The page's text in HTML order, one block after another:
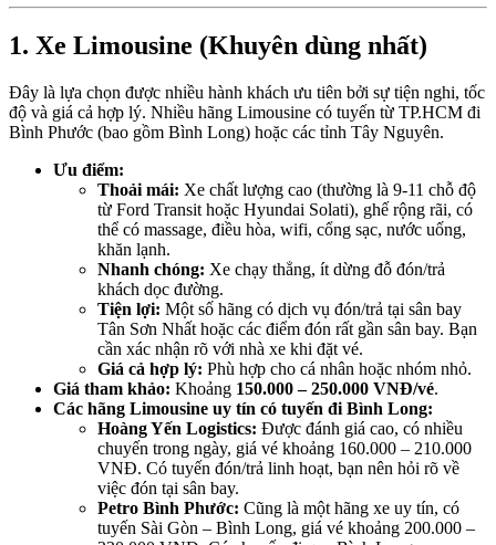
1. Xe Limousine (Khuyên dùng nhất)
Đây là lựa chọn được nhiều hành khách ưu tiên bởi sự tiện nghi, tốc
độ và giá cả hợp lý. Nhiều hãng Limousine có tuyến từ TP.HCM đi
Bình Phước (bao gồm Bình Long) hoặc các tỉnh Tây Nguyên.
Ưu điểm:
Thoải mái: Xe chất lượng cao (thường là 9-11 chỗ độ
từ Ford Transit hoặc Hyundai Solati), ghế rộng rãi, có
thể có massage, điều hòa, wifi, cổng sạc, nước uống,
khăn lạnh.
Nhanh chóng: Xe chạy thẳng, ít dừng đỗ đón/trả
khách dọc đường.
Tiện lợi: Một số hãng có dịch vụ đón/trả tại sân bay
Tân Sơn Nhất hoặc các điểm đón rất gần sân bay. Bạn
cần xác nhận rõ với nhà xe khi đặt vé.
Giá cả hợp lý: Phù hợp cho cá nhân hoặc nhóm nhỏ.
Giá tham khảo: Khoảng 150.000 – 250.000 VNĐ/vé.
Các hãng Limousine uy tín có tuyến đi Bình Long:
Hoàng Yến Logistics: Được đánh giá cao, có nhiều
chuyến trong ngày, giá vé khoảng 160.000 – 210.000
VNĐ. Có tuyến đón/trả linh hoạt, bạn nên hỏi rõ về
việc đón tại sân bay.
Petro Bình Phước: Cũng là một hãng xe uy tín, có
tuyến Sài Gòn – Bình Long, giá vé khoảng 200.000 –